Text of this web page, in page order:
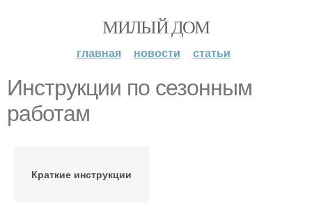
МИЛЫЙ ДОМ
главная новости статьи
Инструкции по сезонным
работам
Краткие инструкции